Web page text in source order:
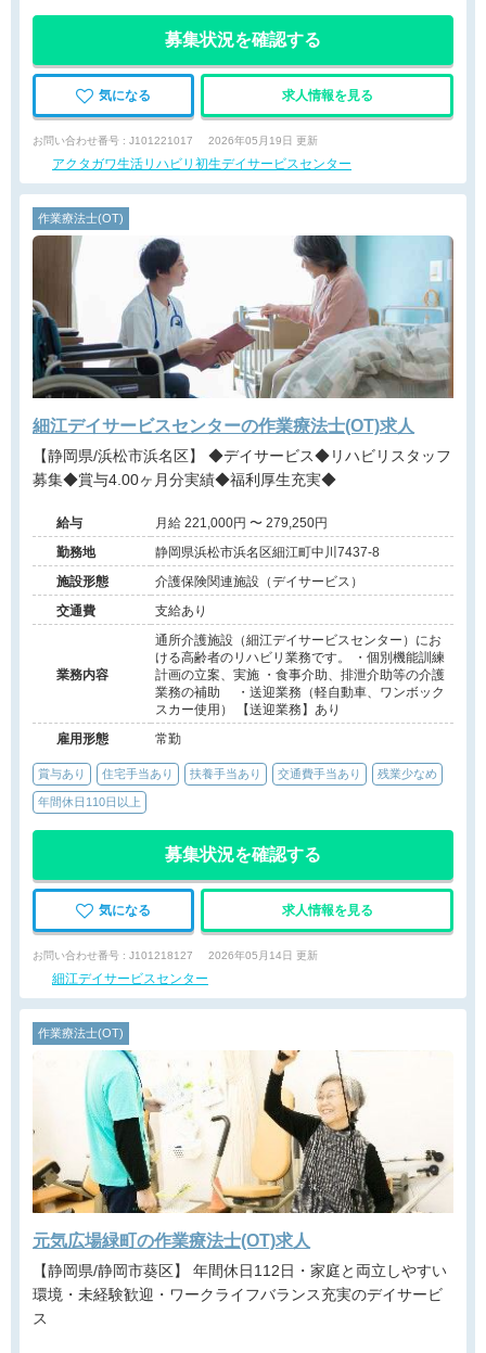
募集状況を確認する
気になる 求人情報を見る
お問い合わせ番号 : J101221017 2026年05月19日 更新
アクタガワ生活リハビリ初生デイサービスセンター
作業療法士(OT)
細江デイサービスセンターの作業療法士(OT)求人
【静岡県/浜松市浜名区】 ◆デイサービス◆リハビリスタッフ
募集◆賞与4.00ヶ月分実績◆福利厚生充実◆
給与
月給 221,000円 〜 279,250円
勤務地
静岡県浜松市浜名区細江町中川7437-8
施設形態
介護保険関連施設（デイサービス）
交通費
支給あり
業務内容
通所介護施設（細江デイサービスセンター）にお
ける高齢者のリハビリ業務です。 ・個別機能訓練
計画の立案、実施 ・食事介助、排泄介助等の介護
業務の補助 ・送迎業務（軽自動車、ワンボック
スカー使用） 【送迎業務】あり
雇用形態
常勤
賞与あり 住宅手当あり 扶養手当あり 交通費手当あり 残業少なめ
年間休日110日以上
募集状況を確認する
気になる 求人情報を見る
お問い合わせ番号 : J101218127 2026年05月14日 更新
細江デイサービスセンター
作業療法士(OT)
元気広場緑町の作業療法士(OT)求人
【静岡県/静岡市葵区】 年間休日112日・家庭と両立しやすい
環境・未経験歓迎・ワークライフバランス充実のデイサービ
ス